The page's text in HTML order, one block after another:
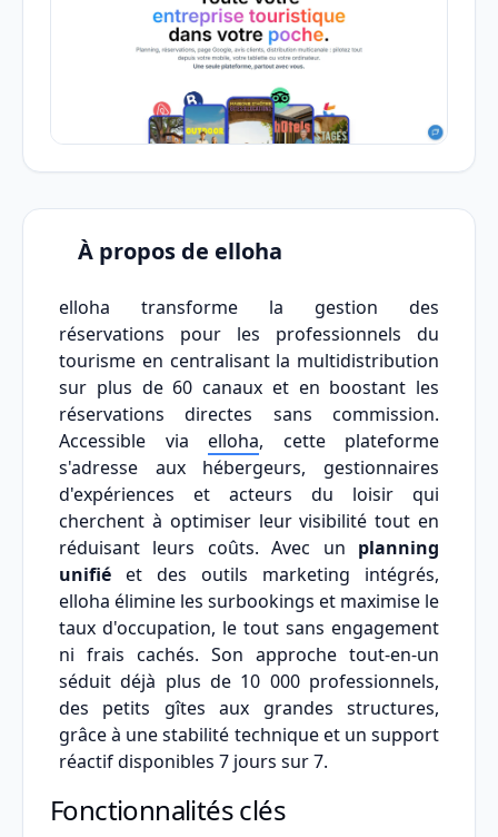
À propos de elloha
elloha transforme la gestion des
réservations pour les professionnels du
tourisme en centralisant la multidistribution
sur plus de 60 canaux et en boostant les
réservations directes sans commission.
Accessible via elloha, cette plateforme
s'adresse aux hébergeurs, gestionnaires
d'expériences et acteurs du loisir qui
cherchent à optimiser leur visibilité tout en
réduisant leurs coûts. Avec un planning
unifié et des outils marketing intégrés,
elloha élimine les surbookings et maximise le
taux d'occupation, le tout sans engagement
ni frais cachés. Son approche tout-en-un
séduit déjà plus de 10 000 professionnels,
des petits gîtes aux grandes structures,
grâce à une stabilité technique et un support
réactif disponibles 7 jours sur 7.
Fonctionnalités clés